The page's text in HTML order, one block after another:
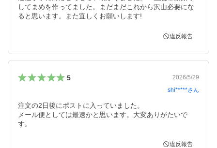
してまめを作ってました。まだまだこれから沢山必要にな
ると思います。また宜しくお願いします!
違反報告
5
2026/5/29
shi*****さん
注文の2日後にポストに入っていました。
メール便としては最速かと思います。大変ありがたいで
す。
違反報告